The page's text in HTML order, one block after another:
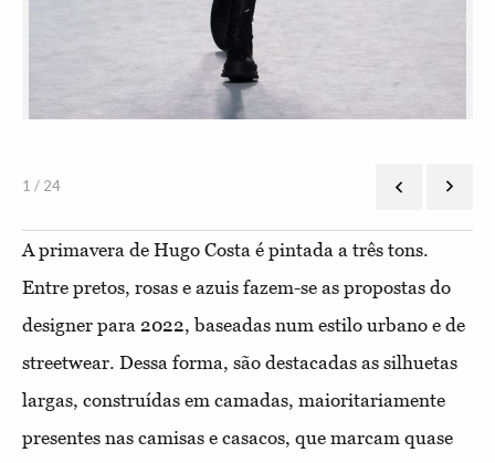
1 / 24
A primavera de Hugo Costa é pintada a três tons.
Entre pretos, rosas e azuis fazem-se as propostas do
designer para 2022, baseadas num estilo urbano e de
streetwear. Dessa forma, são destacadas as silhuetas
largas, construídas em camadas, maioritariamente
presentes nas camisas e casacos, que marcam quase